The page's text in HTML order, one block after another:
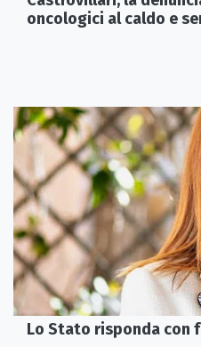
oncologici al caldo e
Lo Stato risponda con